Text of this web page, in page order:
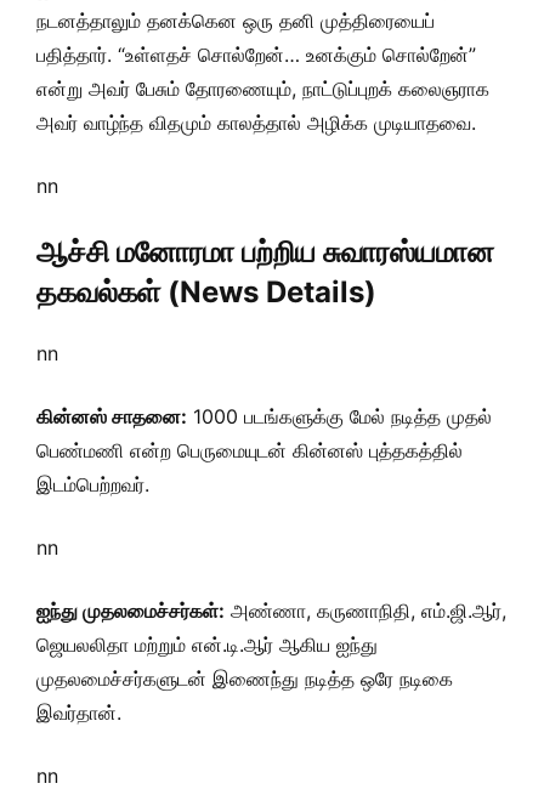
நடனத்தாலும் தனக்கென ஒரு தனி முத்திரையைப்
பதித்தார். “உள்ளதச் சொல்றேன்… உனக்கும் சொல்றேன்”
என்று அவர் பேசும் தோரணையும், நாட்டுப்புறக் கலைஞராக
அவர் வாழ்ந்த விதமும் காலத்தால் அழிக்க முடியாதவை.
nn
ஆச்சி மனோரமா பற்றிய சுவாரஸ்யமான
தகவல்கள் (News Details)
nn
கின்னஸ் சாதனை: 1000 படங்களுக்கு மேல் நடித்த முதல்
பெண்மணி என்ற பெருமையுடன் கின்னஸ் புத்தகத்தில்
இடம்பெற்றவர்.
nn
ஐந்து முதலமைச்சர்கள்: அண்ணா, கருணாநிதி, எம்.ஜி.ஆர்,
ஜெயலலிதா மற்றும் என்.டி.ஆர் ஆகிய ஐந்து
முதலமைச்சர்களுடன் இணைந்து நடித்த ஒரே நடிகை
இவர்தான்.
nn